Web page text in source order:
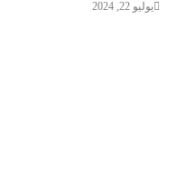
يوليو 22, 2024